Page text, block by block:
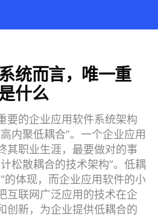
统而言，唯一重
什么
要的企业应用软件系统架构
内聚低耦合”。一个企业应用
其职业生涯，最要做对的事
松散耦合的技术架构”。低耦
的体现，而企业应用软件的小
互联网广泛应用的技术在企
创新，为企业提供低耦合的